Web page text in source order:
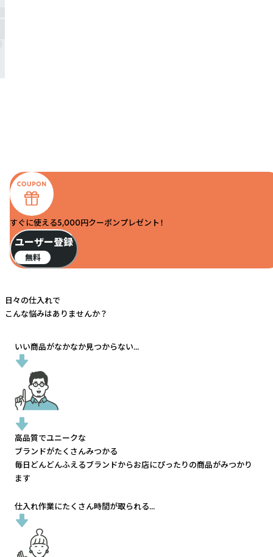
すぐに使える5,000円クーポンプレゼント！
ユーザー登録
無料
日々の仕入れで
こんな悩みはありませんか？
いい商品がなかなか見つからない...
高品質でユニークな
ブランドがたくさんみつかる
毎日どんどんふえるブランドからお店にぴったりの商品がみつかり
ます
仕入れ作業にたくさん時間が取られる...